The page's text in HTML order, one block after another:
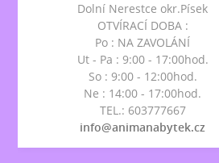
Dolní Nerestce okr.Písek
OTVÍRACÍ DOBA :
Po : NA ZAVOLÁNÍ
Ut - Pa : 9:00 - 17:00hod.
So : 9:00 - 12:00hod.
Ne : 14:00 - 17:00hod.
TEL.: 603777667
info@animanabytek.cz